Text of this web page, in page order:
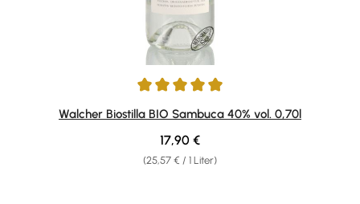
Durchschnittliche Bewertung von 4.92 von 5 Sternen
Walcher Biostilla BIO Sambuca 40% vol. 0,70l
(25,57 € / 1 Liter)
Regulärer Preis:
17,90 €